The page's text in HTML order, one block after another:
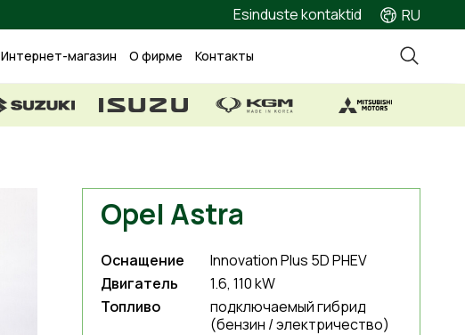
Esinduste kontaktid RU
Интернет-магазин О фирме Контакты
Opel Astra
Оснащение
Innovation Plus 5D PHEV
Двигатель
1.6, 110 kW
Топливо
подключаемый гибрид
(бензин / электричество)